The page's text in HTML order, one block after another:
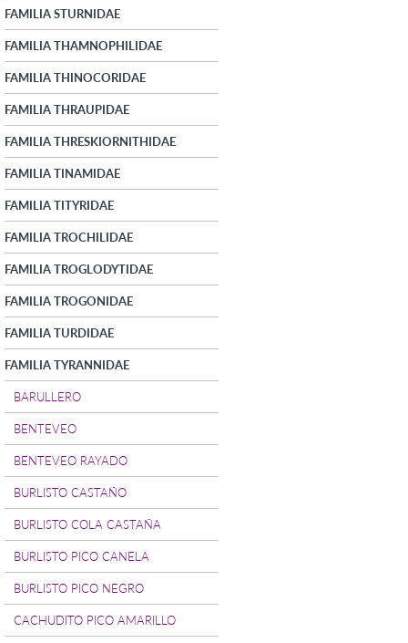
FAMILIA STURNIDAE
FAMILIA THAMNOPHILIDAE
FAMILIA THINOCORIDAE
FAMILIA THRAUPIDAE
FAMILIA THRESKIORNITHIDAE
FAMILIA TINAMIDAE
FAMILIA TITYRIDAE
FAMILIA TROCHILIDAE
FAMILIA TROGLODYTIDAE
FAMILIA TROGONIDAE
FAMILIA TURDIDAE
FAMILIA TYRANNIDAE
BARULLERO
BENTEVEO
BENTEVEO RAYADO
BURLISTO CASTAÑO
BURLISTO COLA CASTAÑA
BURLISTO PICO CANELA
BURLISTO PICO NEGRO
CACHUDITO PICO AMARILLO